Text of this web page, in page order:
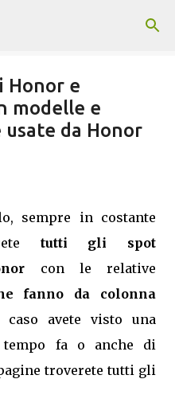
principali
Honor e
modelle e
usate da Honor
sempre in costante
tutti gli spot
con le relative
fanno da colonna
avete visto una
tempo fa o anche di
troverete tutti gli